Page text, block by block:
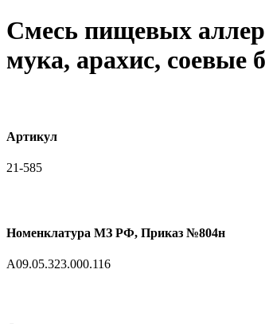
Смесь пищевых
мука, арахис, соевые
Артикул
21-585
Номенклатура МЗ РФ, Приказ №804н
A09.05.323.000.116